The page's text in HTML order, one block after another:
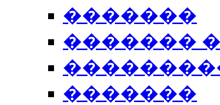
�������
�������
�������